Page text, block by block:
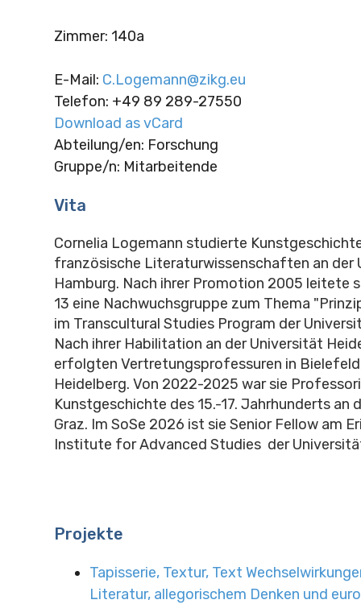
Zimmer: 140a
E-Mail: C.Logemann@zikg.eu
Telefon: +49 89 289-27550
Download as vCard
Abteilung/en: Forschung
Gruppe/n: Mitarbeitende
Vita
Cornelia Logemann studierte
französische Literaturwissenschaften an der
Hamburg. Nach ihrer Promotion 2005 leitete
13 eine Nachwuchsgruppe zum Thema
im Transcultural Studies Program der
Nach ihrer Habilitation an der Universität
erfolgten Vertretungsprofessuren in
Heidelberg. Von 2022-2025 war sie
Kunstgeschichte des 15.-17. Jahrhunderts an
Graz. Im SoSe 2026 ist sie Senior Fellow am
Institute for Advanced Studies der
Projekte
Tapisserie, Textur, Text
Literatur, allegorischem Denken und